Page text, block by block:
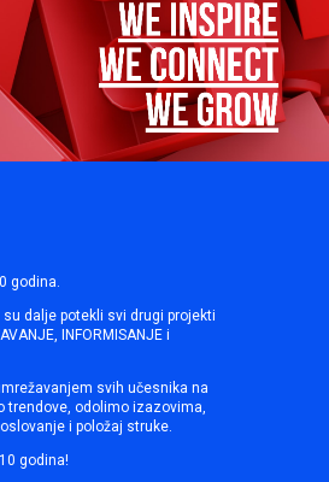
godina.
dalje potekli svi drugi projekti
INFORMISANJE i
svih učesnika na
odolimo izazovima,
i položaj struke.
godina!